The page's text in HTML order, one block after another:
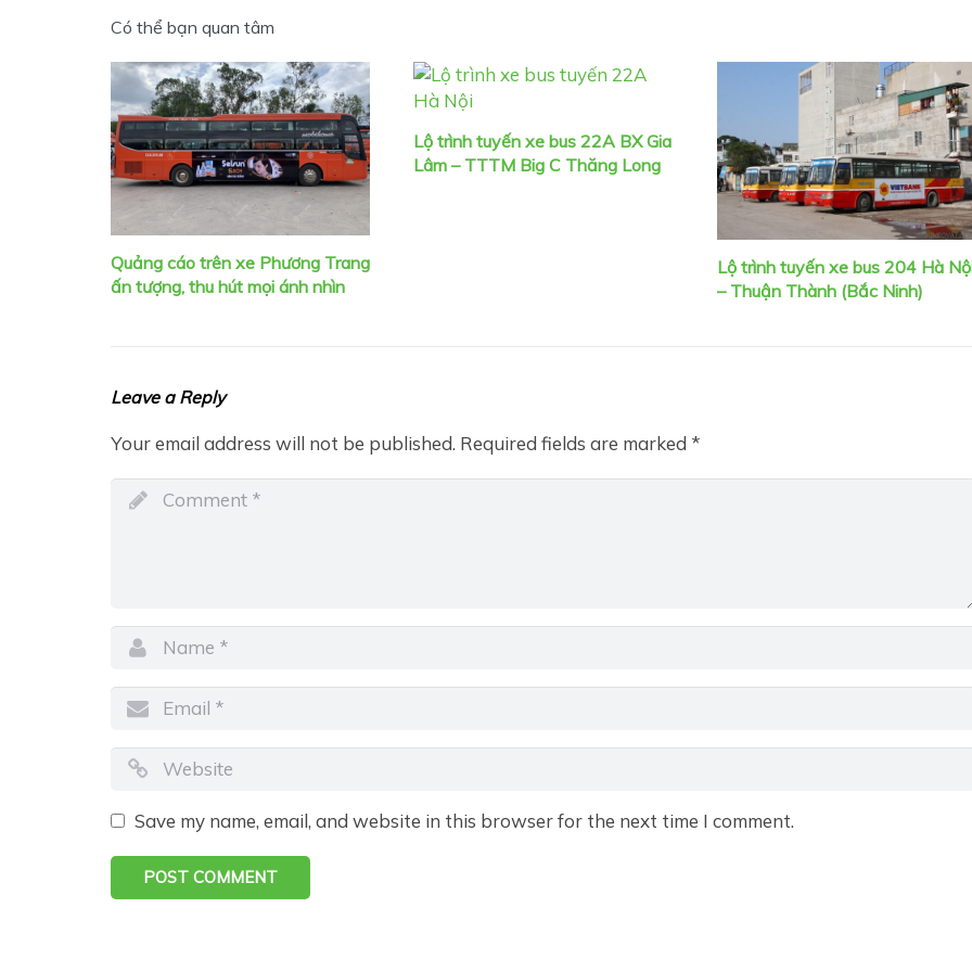
Có thể bạn quan tâm
Quảng cáo trên xe Phương Trang
ấn tượng, thu hút mọi ánh nhìn
Lộ trình tuyến xe bus 22A BX Gia
Lâm – TTTM Big C Thăng Long
Lộ trình tuyến xe bus 204 Hà
– Thuận Thành (Bắc Ninh)
Leave a Reply
Your email address will not be published. Required fields are marked *
Save my name, email, and website in this browser for the next time I comment.